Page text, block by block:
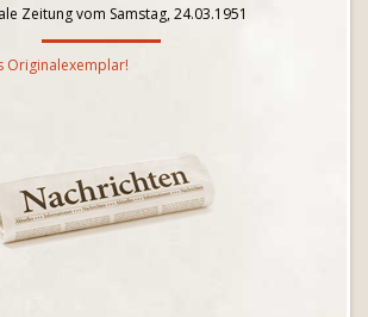
Zeitung vom Samstag, 24.03.1951
Originalexemplar!